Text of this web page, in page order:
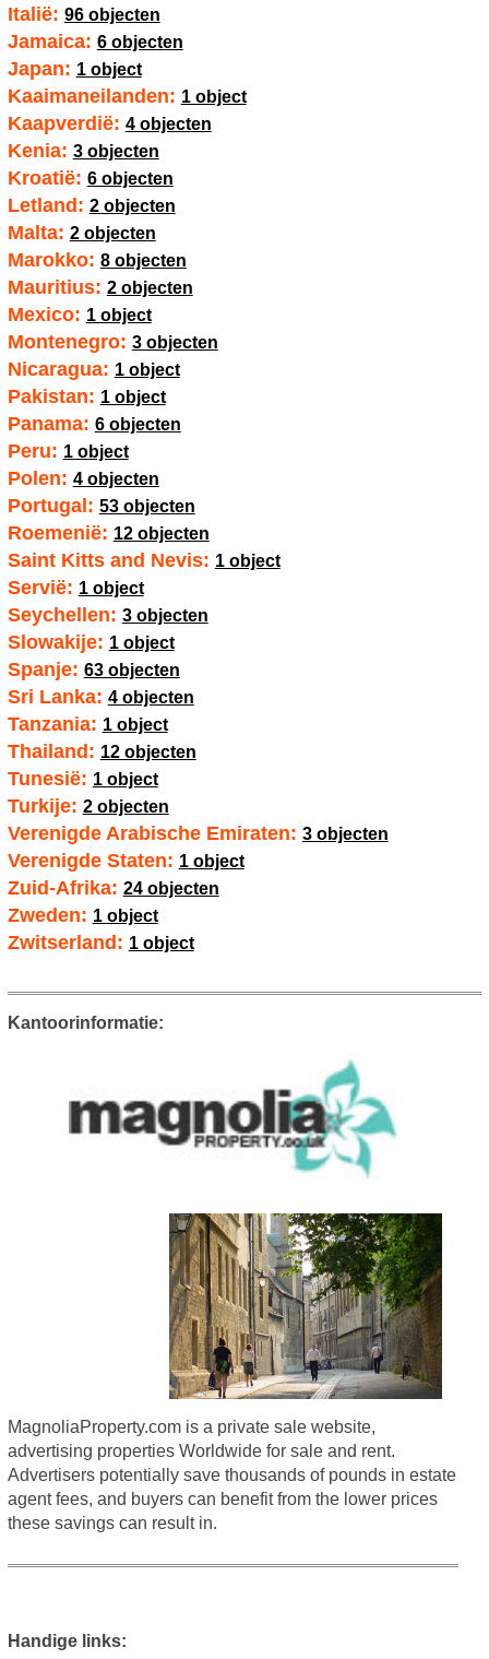
Italië: 96 objecten
Jamaica: 6 objecten
Japan: 1 object
Kaaimaneilanden: 1 object
Kaapverdië: 4 objecten
Kenia: 3 objecten
Kroatië: 6 objecten
Letland: 2 objecten
Malta: 2 objecten
Marokko: 8 objecten
Mauritius: 2 objecten
Mexico: 1 object
Montenegro: 3 objecten
Nicaragua: 1 object
Pakistan: 1 object
Panama: 6 objecten
Peru: 1 object
Polen: 4 objecten
Portugal: 53 objecten
Roemenië: 12 objecten
Saint Kitts and Nevis: 1 object
Servië: 1 object
Seychellen: 3 objecten
Slowakije: 1 object
Spanje: 63 objecten
Sri Lanka: 4 objecten
Tanzania: 1 object
Thailand: 12 objecten
Tunesië: 1 object
Turkije: 2 objecten
Verenigde Arabische Emiraten: 3 objecten
Verenigde Staten: 1 object
Zuid-Afrika: 24 objecten
Zweden: 1 object
Zwitserland: 1 object
Kantoorinformatie:
MagnoliaProperty.com is a private sale website,
advertising properties Worldwide for sale and rent.
Advertisers potentially save thousands of pounds in estate
agent fees, and buyers can benefit from the lower prices
these savings can result in.
Handige links: